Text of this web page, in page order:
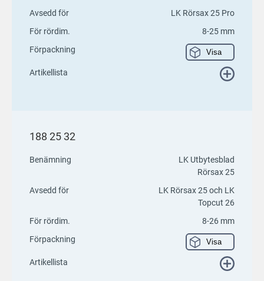
Avsedd för
LK Rörsax 25 Pro
För rördim.
8-25 mm
Förpackning
Visa
Artikellista
188 25 32
Benämning
LK Utbytesblad
Rörsax 25
Avsedd för
LK Rörsax 25 och LK
Topcut 26
För rördim.
8-26 mm
Förpackning
Visa
Artikellista